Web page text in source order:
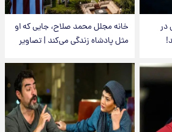
در
خانه مجلل محمد صلاح، جایی که او
مثل پادشاه زندگی می‌کند | تصاویر